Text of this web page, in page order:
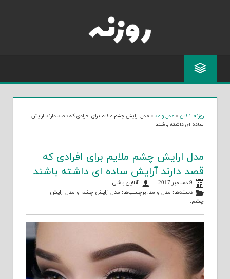
روزنه آنلاین » مدل و مد » مدل ارایش چشم ملایم برای افرادی که قصد دارند آرایش
ساده ای داشته باشند
مدل ارایش چشم ملایم برای افرادی که
قصد دارند آرایش ساده ای داشته باشند
9 دسامبر 2017
آنلاین باشی
دسته‌ها: مدل و مد. برچسب‌ها: مدل آرایش چشم و مدل ارایش
چشم.